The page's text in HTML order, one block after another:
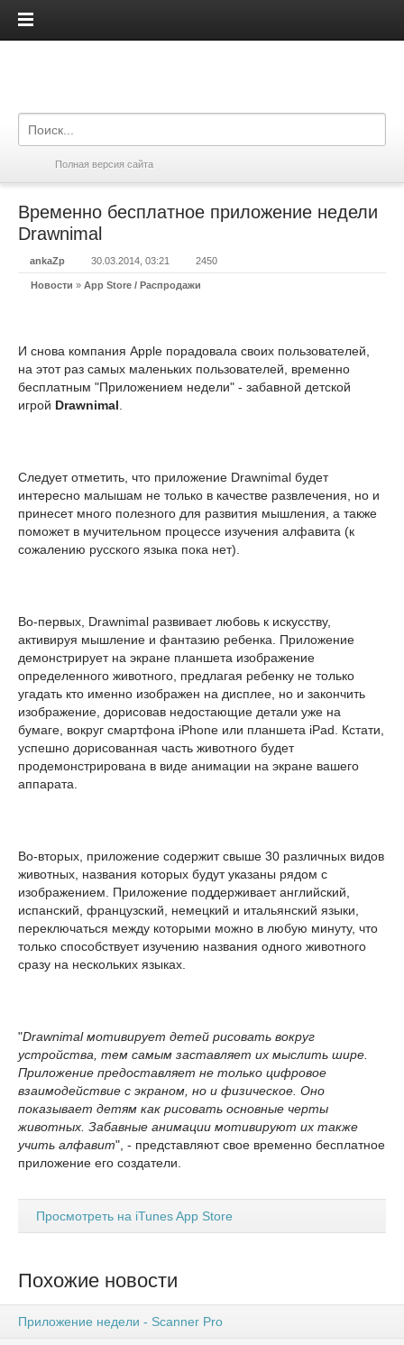
iPadis.ru
Полная версия сайта
Временно бесплатное приложение недели
Drawnimal
ankaZp 30.03.2014, 03:21 2450
Новости » App Store / Распродажи
И снова компания Apple порадовала своих пользователей,
на этот раз самых маленьких пользователей, временно
бесплатным "Приложением недели" - забавной детской
игрой Drawnimal
Следует отметить, что приложение Drawnimal будет
интересно малышам не только в качестве развлечения, но и
принесет много полезного для развития мышления, а также
поможет в мучительном процессе изучения алфавита (к
сожалению русского языка пока нет).
Во-первых, Drawnimal развивает любовь к искусству,
активируя мышление и фантазию ребенка. Приложение
демонстрирует на экране планшета изображение
определенного животного, предлагая ребенку не только
угадать кто именно изображен на дисплее, но и закончить
изображение, дорисовав недостающие детали уже на
бумаге, вокруг смартфона iPhone или планшета iPad. Кстати,
успешно дорисованная часть животного будет
продемонстрирована в виде анимации на экране вашего
аппарата.
Во-вторых, приложение содержит свыше 30 различных видов
животных, названия которых будут указаны рядом с
изображением. Приложение поддерживает английский,
испанский, французский, немецкий и итальянский языки,
переключаться между которыми можно в любую минуту, что
только способствует изучению названия одного животного
сразу на нескольких языках.
"Drawnimal мотивирует детей рисовать вокруг
устройства, тем самым заставляет их мыслить шире.
Приложение предоставляет не только цифровое
взаимодействие с экраном, но и физическое. Оно
показывает детям как рисовать основные черты
животных. Забавные анимации мотивируют их также
учить алфавит", - представляют свое временно бесплатное
приложение его создатели.
Просмотреть на iTunes App Store
Похожие новости
Приложение недели - Scanner Pro